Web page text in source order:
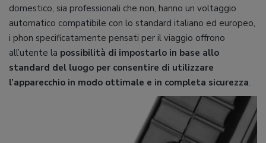
domestico, sia professionali che non, hanno un voltaggio
automatico compatibile con lo standard italiano ed europeo,
i phon specificatamente pensati per il viaggio offrono
all’utente la possibilità di impostarlo in base allo
standard del luogo per consentire di utilizzare
l’apparecchio in modo ottimale e in completa sicurezza.